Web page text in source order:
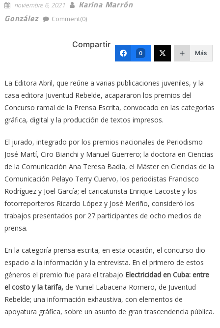
noviembre 6, 2021
Karina Marrón
González
Comment(0)
Compartir
0 Más
La Editora Abril, que reúne a varias publicaciones juveniles, y la
casa editora Juventud Rebelde, acapararon los premios del
Concurso ramal de la Prensa Escrita, convocado en las categorías
gráfica, digital y la producción de textos impresos.
El jurado, integrado por los premios nacionales de Periodismo
José Martí, Ciro Bianchi y Manuel Guerrero; la doctora en Ciencias
de la Comunicación Ana Teresa Badía, el Máster en Ciencias de la
Comunicación Pelayo Terry Cuervo, los periodistas Francisco
Rodríguez y Joel García; el caricaturista Enrique Lacoste y los
fotorreporteros Ricardo López y José Meriño, consideró los
trabajos presentados por 27 participantes de ocho medios de
prensa.
En la categoría prensa escrita, en esta ocasión, el concurso dio
espacio a la información y la entrevista. En el primero de estos
géneros el premio fue para el trabajo Electricidad en Cuba: entre
el costo y la tarifa, de Yuniel Labacena Romero, de Juventud
Rebelde; una información exhaustiva, con elementos de
apoyatura gráfica, sobre un asunto de gran trascendencia pública.